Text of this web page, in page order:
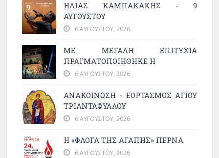
ΗΛΙΑΣ ΚΑΜΠΑΚΑΚΗΣ - 9
ΑΥΓΟΥΣΤΟΥ
6 ΑΥΓΟΎΣΤΟΥ, 2026
ΜΕ ΜΕΓΆΛΗ ΕΠΙΤΥΧΊΑ
ΠΡΑΓΜΑΤΟΠΟΙΉΘΗΚΕ Η
6 ΑΥΓΟΎΣΤΟΥ, 2026
ΑΝΑΚΟΙΝΩΣΗ - ΕΟΡΤΑΣΜΟΣ ΑΓΙΟΥ
ΤΡΙΑΝΤΑΦΥΛΛΟΥ
6 ΑΥΓΟΎΣΤΟΥ, 2026
Η «ΦΛΌΓΑ ΤΗΣ ΑΓΆΠΗΣ» ΠΕΡΝΆ
6 ΑΥΓΟΎΣΤΟΥ, 2026